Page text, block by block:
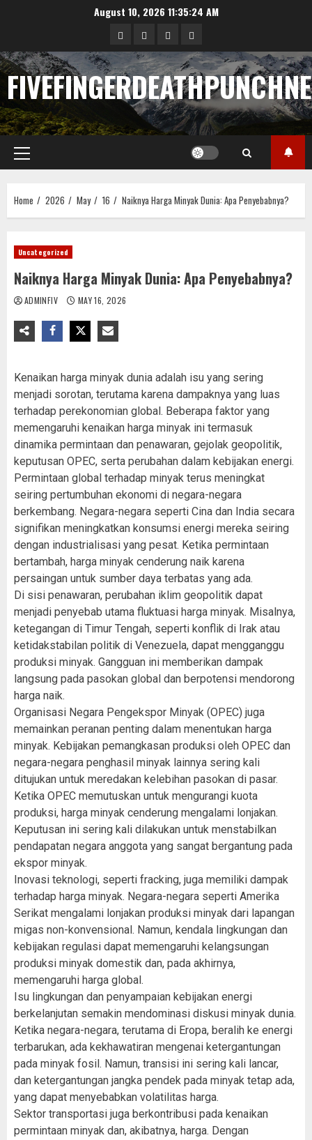
August 10, 2026 11:35:24 AM
Sample
Page
Togeltogel https://
Primary
Menu
Home 2026 May 16 Naiknya Harga Minyak Dunia: Apa Penyebabnya?
Uncategorized
Naiknya Harga Minyak Dunia: Apa Penyebabnya?
ADMINFIV MAY 16, 2026
Kenaikan harga minyak dunia adalah isu yang sering
menjadi sorotan, terutama karena dampaknya yang luas
terhadap perekonomian global. Beberapa faktor yang
memengaruhi kenaikan harga minyak ini termasuk
dinamika permintaan dan penawaran, gejolak geopolitik,
keputusan OPEC, serta perubahan dalam kebijakan energi.
Permintaan global terhadap minyak terus meningkat
seiring pertumbuhan ekonomi di negara-negara
berkembang. Negara-negara seperti Cina dan India secara
signifikan meningkatkan konsumsi energi mereka seiring
dengan industrialisasi yang pesat. Ketika permintaan
bertambah, harga minyak cenderung naik karena
persaingan untuk sumber daya terbatas yang ada.
Di sisi penawaran, perubahan iklim geopolitik dapat
menjadi penyebab utama fluktuasi harga minyak. Misalnya,
ketegangan di Timur Tengah, seperti konflik di Irak atau
ketidakstabilan politik di Venezuela, dapat mengganggu
produksi minyak. Gangguan ini memberikan dampak
langsung pada pasokan global dan berpotensi mendorong
harga naik.
Organisasi Negara Pengekspor Minyak (OPEC) juga
memainkan peranan penting dalam menentukan harga
minyak. Kebijakan pemangkasan produksi oleh OPEC dan
negara-negara penghasil minyak lainnya sering kali
ditujukan untuk meredakan kelebihan pasokan di pasar.
Ketika OPEC memutuskan untuk mengurangi kuota
produksi, harga minyak cenderung mengalami lonjakan.
Keputusan ini sering kali dilakukan untuk menstabilkan
pendapatan negara anggota yang sangat bergantung pada
ekspor minyak.
Inovasi teknologi, seperti fracking, juga memiliki dampak
terhadap harga minyak. Negara-negara seperti Amerika
Serikat mengalami lonjakan produksi minyak dari lapangan
migas non-konvensional. Namun, kendala lingkungan dan
kebijakan regulasi dapat memengaruhi kelangsungan
produksi minyak domestik dan, pada akhirnya,
memengaruhi harga global.
Isu lingkungan dan penyampaian kebijakan energi
berkelanjutan semakin mendominasi diskusi minyak dunia.
Ketika negara-negara, terutama di Eropa, beralih ke energi
terbarukan, ada kekhawatiran mengenai ketergantungan
pada minyak fosil. Namun, transisi ini sering kali lancar,
dan ketergantungan jangka pendek pada minyak tetap ada,
yang dapat menyebabkan volatilitas harga.
Sektor transportasi juga berkontribusi pada kenaikan
permintaan minyak dan, akibatnya, harga. Dengan